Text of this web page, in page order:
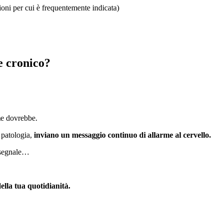
per cui è frequentemente indicata)
cronico?
dovrebbe.
inviano un messaggio continuo di allarme al cervello.
tua quotidianità.